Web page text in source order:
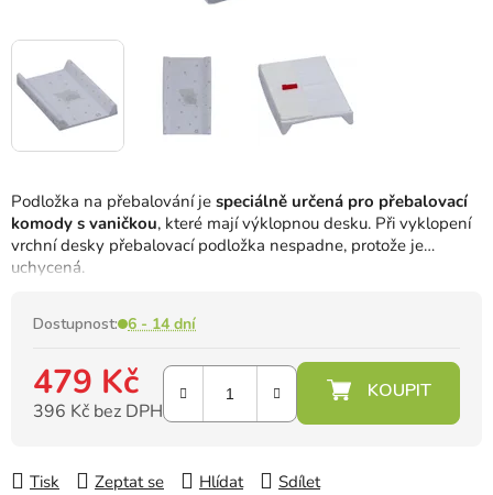
Podložka na přebalování je speciálně určená pro přebalovací
komody s vaničkou, které mají výklopnou desku. Při vyklopení
vrchní desky přebalovací podložka nespadne, protože je
uchycená.
Dostupnost: 6 - 14 dní
479 Kč
396 Kč bez DPH
Tisk
Zeptat se Hlídat Sdílet